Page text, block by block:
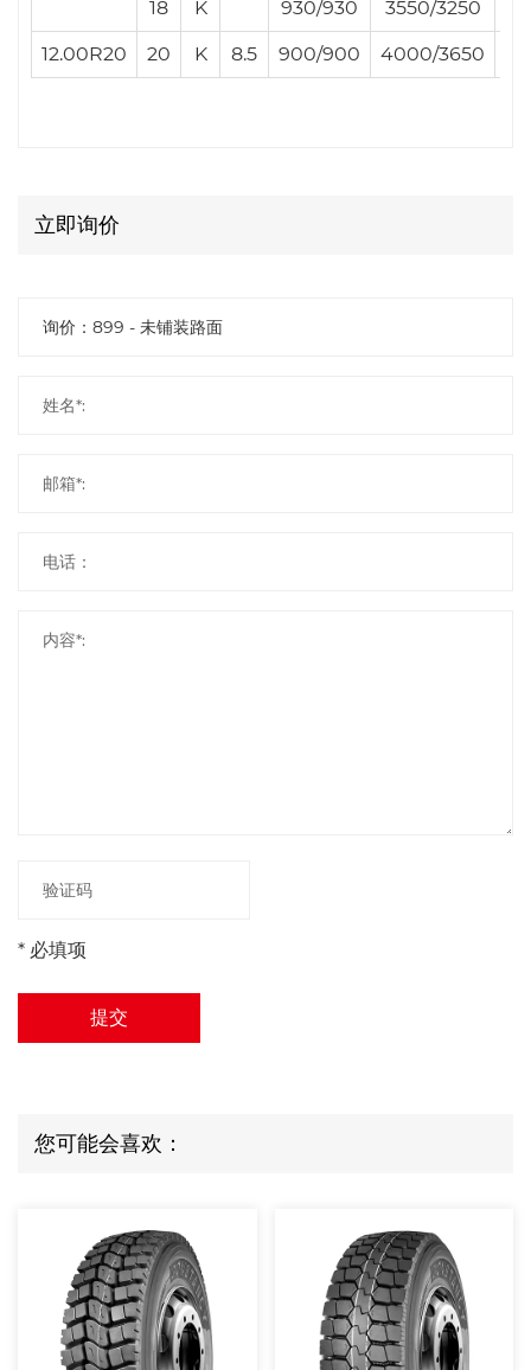
18 K 930/930 3550/3250
12.00R20 20 K 8.5 900/900 4000/3650
立即询价
* 必填项
提交
您可能会喜欢：